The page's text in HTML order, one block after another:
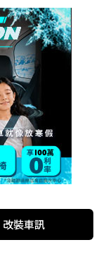
改裝車訊